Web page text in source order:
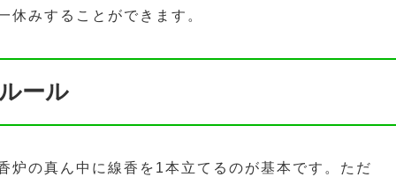
休みすることができます。
ール
炉の真ん中に線香を1本立てるのが基本です。ただ